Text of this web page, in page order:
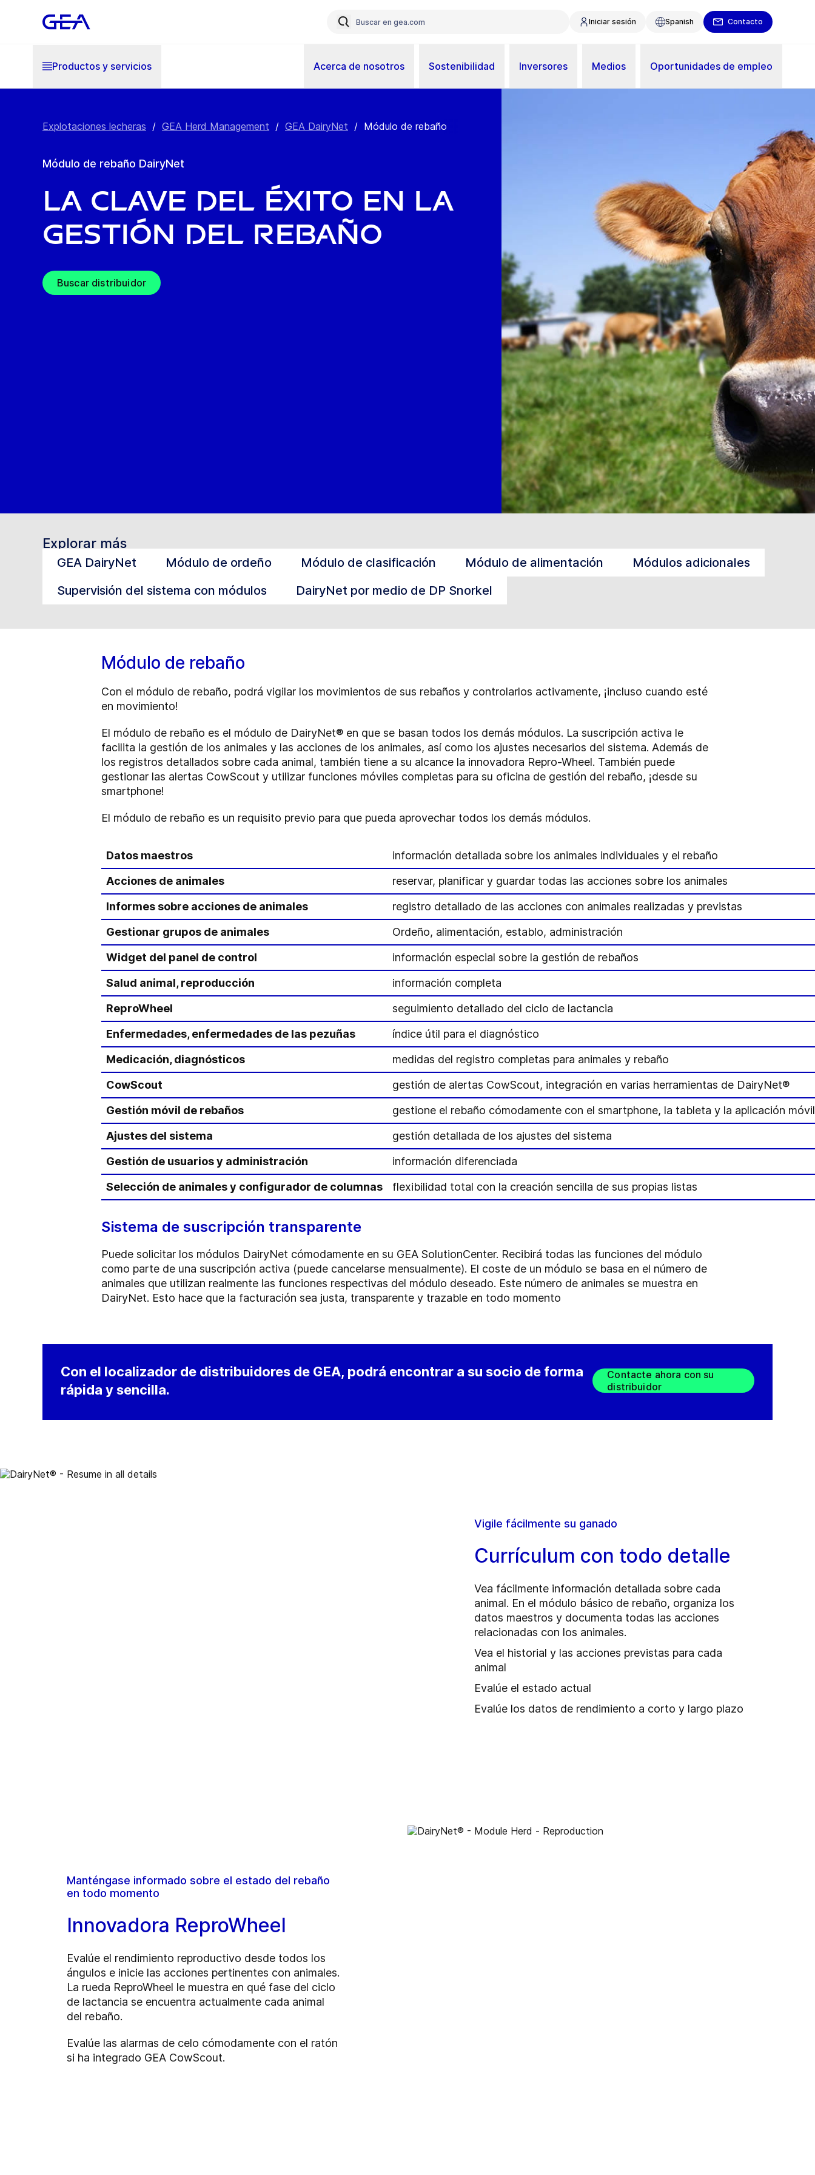
Iniciar sesión Spanish Contacto
Productos y servicios Acerca de nosotros Sostenibilidad Inversores Medios Oportunidades de empleo
Explotaciones lecheras / GEA Herd Management / GEA DairyNet / Módulo de rebaño
Módulo de rebaño DairyNet
La clave del éxito en la
gestión del rebaño
Buscar distribuidor
Explorar más
GEA DairyNet Módulo de ordeño Módulo de clasificación Módulo de alimentación
Módulos adicionales
Supervisión del sistema con módulos
DairyNet por medio de DP Snorkel
Módulo de rebaño
Con el módulo de rebaño, podrá vigilar los movimientos de sus rebaños y controlarlos activamente, ¡incluso cuando esté
en movimiento!
El módulo de rebaño es el módulo de DairyNet® en que se basan todos los demás módulos. La suscripción activa le
facilita la gestión de los animales y las acciones de los animales, así como los ajustes necesarios del sistema. Además de
los registros detallados sobre cada animal, también tiene a su alcance la innovadora Repro-Wheel. También puede
gestionar las alertas CowScout y utilizar funciones móviles completas para su oficina de gestión del rebaño, ¡desde su
smartphone!
El módulo de rebaño es un requisito previo para que pueda aprovechar todos los demás módulos.
Datos maestros
información detallada sobre los animales individuales y el rebaño
Acciones de animales
reservar, planificar y guardar todas las acciones sobre los animales
Informes sobre acciones de animales
registro detallado de las acciones con animales realizadas y previstas
Gestionar grupos de animales
Ordeño, alimentación, establo, administración
Widget del panel de control
información especial sobre la gestión de rebaños
Salud animal, reproducción
información completa
ReproWheel
seguimiento detallado del ciclo de lactancia
Enfermedades, enfermedades de las pezuñas
índice útil para el diagnóstico
Medicación, diagnósticos
medidas del registro completas para animales y rebaño
CowScout
gestión de alertas CowScout, integración en varias herramientas de DairyNet®
Gestión móvil de rebaños
gestione el rebaño cómodamente con el smartphone, la tableta y la aplicación
Ajustes del sistema
gestión detallada de los ajustes del sistema
Gestión de usuarios y administración
información diferenciada
Selección de animales y configurador de columnas
flexibilidad total con la creación sencilla de sus propias listas
Sistema de suscripción transparente
Puede solicitar los módulos DairyNet cómodamente en su GEA SolutionCenter. Recibirá todas las funciones del módulo
como parte de una suscripción activa (puede cancelarse mensualmente). El coste de un módulo se basa en el número de
animales que utilizan realmente las funciones respectivas del módulo deseado. Este número de animales se muestra en
DairyNet. Esto hace que la facturación sea justa, transparente y trazable en todo momento
Con el localizador de distribuidores de GEA, podrá encontrar a su socio de forma
rápida y sencilla.
Contacte ahora con su
distribuidor
Vigile fácilmente su ganado
Currículum con todo detalle
Vea fácilmente información detallada sobre cada
animal. En el módulo básico de rebaño, organiza los
datos maestros y documenta todas las acciones
relacionadas con los animales.
Vea el historial y las acciones previstas para cada
animal
Evalúe el estado actual
Evalúe los datos de rendimiento a corto y largo plazo
Manténgase informado sobre el estado del rebaño
en todo momento
Innovadora ReproWheel
Evalúe el rendimiento reproductivo desde todos los
ángulos e inicie las acciones pertinentes con animales.
La rueda ReproWheel le muestra en qué fase del ciclo
de lactancia se encuentra actualmente cada animal
del rebaño.
Evalúe las alarmas de celo cómodamente con el ratón
si ha integrado GEA CowScout.